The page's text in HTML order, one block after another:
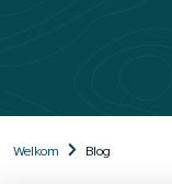
Welkom Blog